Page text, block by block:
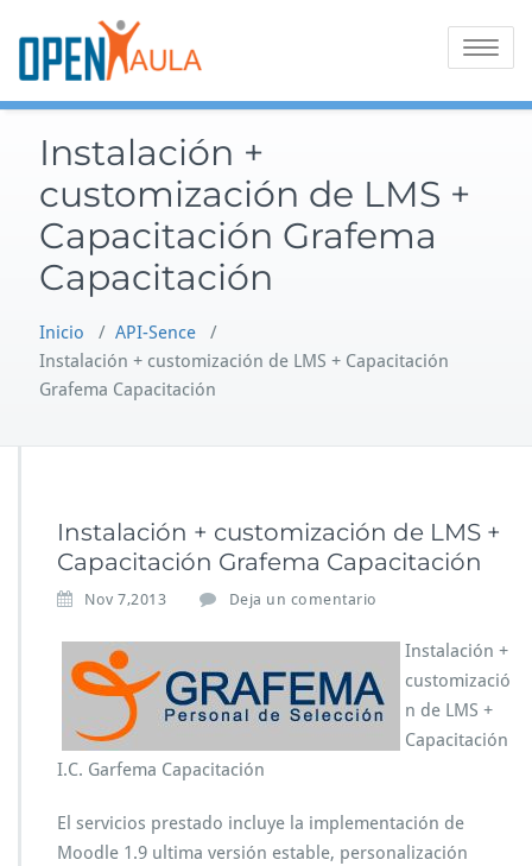
contenido
Alternar
Instalación +
customización de LMS +
Capacitación Grafema
Capacitación
Inicio / API-Sence /
Instalación + customización de LMS + Capacitación
Grafema Capacitación
Instalación + customización de LMS +
Capacitación Grafema Capacitación
Nov 7,2013 Deja un comentario
Instalación +
customizació
n de LMS +
Capacitación
I.C. Garfema Capacitación
El servicios prestado incluye la implementación de
Moodle 1.9 ultima versión estable, personalización